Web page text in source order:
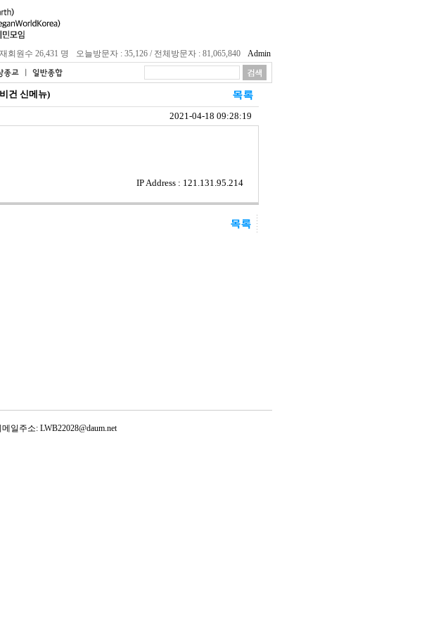
회원수 26,431 명 오늘방문자 : 35,126 / 전체방문자 : 81,065,840 Admin
건 신메뉴)
2021-04-18 09:28:19
IP Address : 121.131.95.214
일주소: LWB22028@daum.net